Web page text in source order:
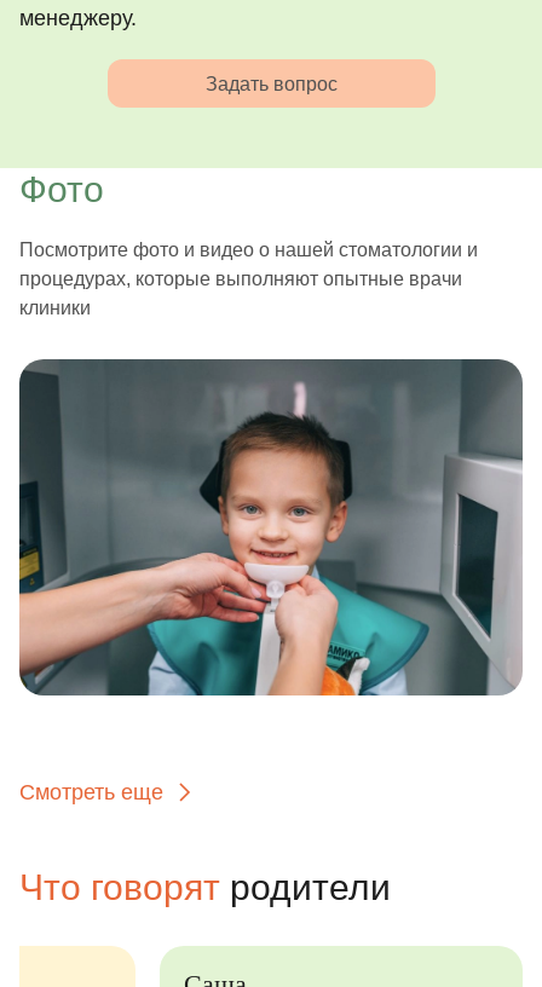
менеджеру.
Задать вопрос
Фото
Посмотрите фото и видео о нашей стоматологии и
процедурах, которые выполняют опытные врачи
клиники
Смотреть еще
Что говорят родители